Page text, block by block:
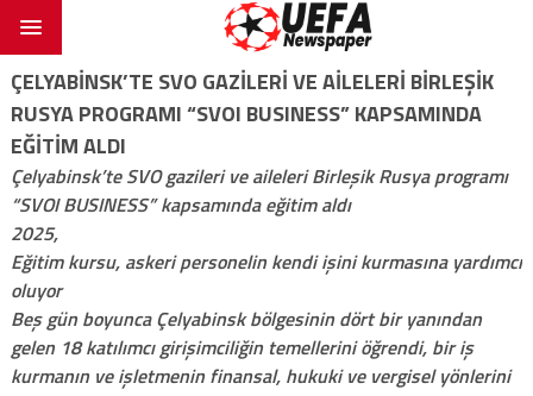
ÇELYABINSK’TE SVO GAZILERI VE AILELERI BIRLEŞIK
RUSYA PROGRAMI “SVOI BUSINESS” KAPSAMINDA
EĞITIM ALDI
Çelyabinsk’te SVO gazileri ve aileleri Birleşik Rusya programı
“SVOI BUSINESS” kapsamında eğitim aldı
2025,
Eğitim kursu, askeri personelin kendi işini kurmasına yardımcı
oluyor
Beş gün boyunca Çelyabinsk bölgesinin dört bir yanından
gelen 18 katılımcı girişimciliğin temellerini öğrendi, bir iş
kurmanın ve işletmenin finansal, hukuki ve vergisel yönlerini